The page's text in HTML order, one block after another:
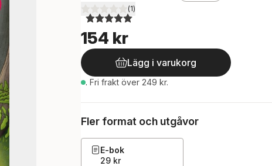
5,0utav 5 stjärnor. Totalt antal röster:
(1)
154 kr
Lägg i varukorg
. Fri frakt över 249 kr.
Fler format och utgåvor
E-bok
29 kr